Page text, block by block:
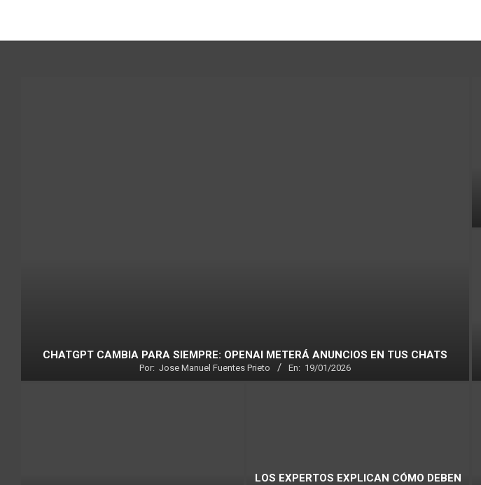
CHATGPT CAMBIA PARA SIEMPRE: OPENAI METERÁ ANUNCIOS EN TUS CHATS
Por: Jose Manuel Fuentes Prieto En: 19/01/2026
LOS EXPERTOS EXPLICAN CÓMO DEBEN